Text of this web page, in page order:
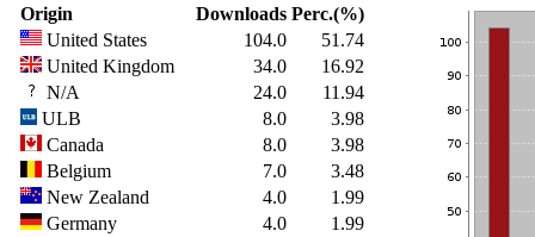
Origin
Downloads Perc.(%)
United States
104.0
51.74
United Kingdom
34.0
16.92
N/A
24.0
11.94
ULB
8.0
3.98
Canada
8.0
3.98
Belgium
7.0
3.48
New Zealand
4.0
1.99
Germany
4.0
1.99